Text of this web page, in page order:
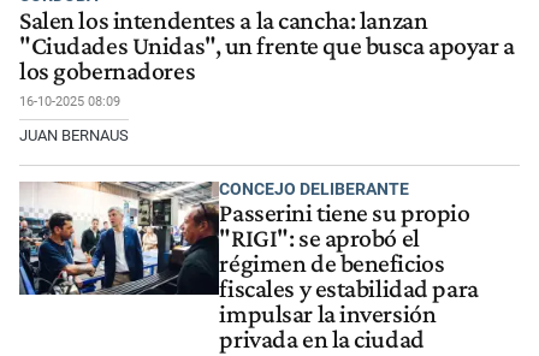
Salen los intendentes a la cancha: lanzan
"Ciudades Unidas", un frente que busca apoyar a
los gobernadores
16-10-2025 08:09
JUAN BERNAUS
CONCEJO DELIBERANTE
Passerini tiene su propio
"RIGI": se aprobó el
régimen de beneficios
fiscales y estabilidad para
impulsar la inversión
privada en la ciudad